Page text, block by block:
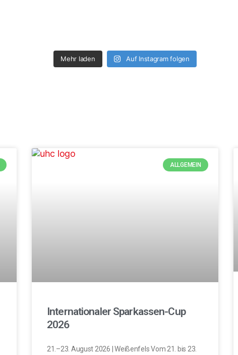
Mehr laden Auf Instagram folgen
ALLGEMEIN
Internationaler Sparkassen-Cup
2026
21.–23. August 2026 | Weißenfels Vom 21. bis 23.